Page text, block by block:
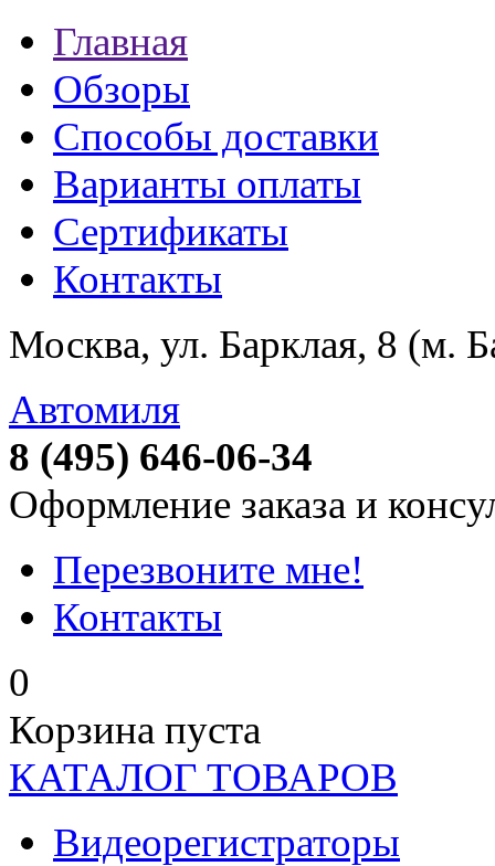
Главная
Обзоры
Способы доставки
Варианты оплаты
Сертификаты
Контакты
Москва, ул. Барклая, 8 (м.
Автомиля
8 (495) 646-06-34
Оформление заказа и
Перезвоните мне!
Контакты
0
Корзина пуста
КАТАЛОГ ТОВАРОВ
Видеорегистраторы